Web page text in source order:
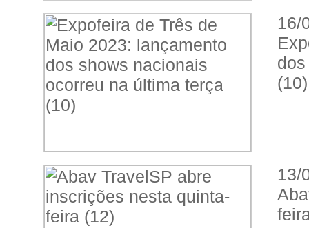
16/
(10)
13/